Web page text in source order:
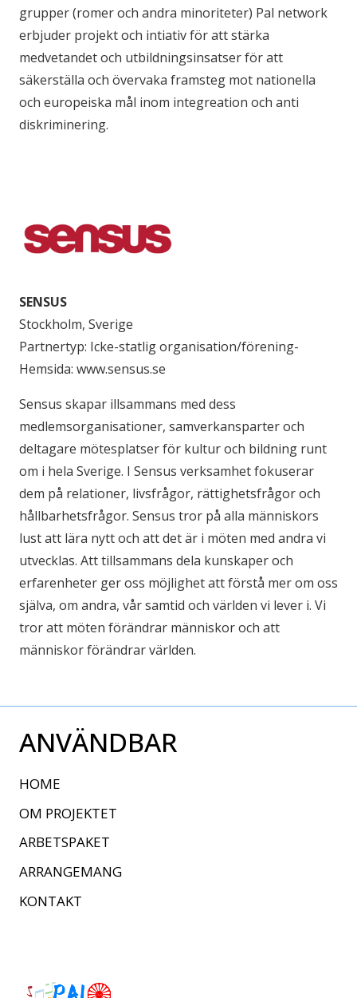
ANVÄNDBAR
HOME
OM PROJEKTET
ARBETSPAKET
ARRANGEMANG
KONTAKT
grupper (romer och andra minoriteter) Pal network
erbjuder projekt och intiativ för att stärka
medvetandet och utbildningsinsatser för att
säkerställa och övervaka framsteg mot nationella
och europeiska mål inom integreation och anti
diskriminering.
SENSUS
Stockholm, Sverige
Partnertyp: Icke-statlig organisation/förening-
Hemsida: www.sensus.se
Sensus skapar illsammans med dess
medlemsorganisationer, samverkansparter och
deltagare mötesplatser för kultur och bildning runt
om i hela Sverige. I Sensus verksamhet fokuserar
dem på relationer, livsfrågor, rättighetsfrågor och
hållbarhetsfrågor. Sensus tror på alla människors
lust att lära nytt och att det är i möten med andra vi
utvecklas. Att tillsammans dela kunskaper och
erfarenheter ger oss möjlighet att förstå mer om oss
själva, om andra, vår samtid och världen vi lever i. Vi
tror att möten förändrar människor och att
människor förändrar världen.